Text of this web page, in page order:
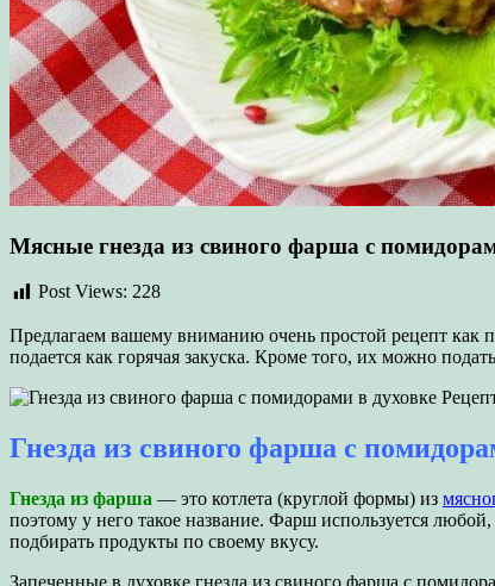
Мясные гнезда из свиного фарша с
Post Views: 228
Предлагаем вашему вниманию очень простой рецепт как
подается как горячая закуска. Кроме того, их можно
Гнезда из свиного фарша с
Гнезда из фарша — это котлета (круглой формы) из
поэтому у него такое название. Фарш используется
подбирать продукты по своему вкусу.
Запеченные в духовке гнезда из свиного фарша с